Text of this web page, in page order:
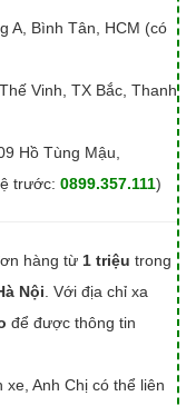
A, Bình Tân, HCM (có
Vinh, TX Bắc, Thanh
Hồ Tùng Mậu,
trước: 0899.357.111)
hàng từ 1 triệu trong
Nội. Với địa chỉ xa
để được thông tin
Anh Chị có thể liên